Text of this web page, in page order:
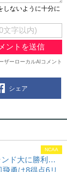
シェア
ンド大に勝利…
勇は8得点6リ
NCAA